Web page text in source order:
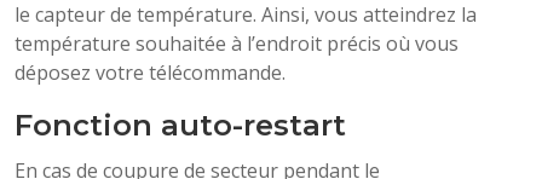
le capteur de température. Ainsi, vous atteindrez la
température souhaitée à l’endroit précis où vous
déposez votre télécommande.
Fonction auto-restart
En cas de coupure de secteur pendant le